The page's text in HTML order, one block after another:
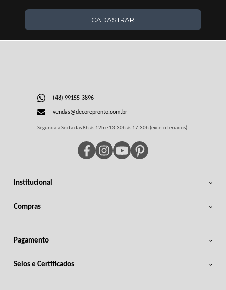
CADASTRAR
Institucional
Compras
(48) 99155-3896
vendas@decorepronto.com.br
Segunda a Sexta das 8h às 12h e 13:30h às 17:30h (exceto feriados).
Pagamento
Selos e Certificados